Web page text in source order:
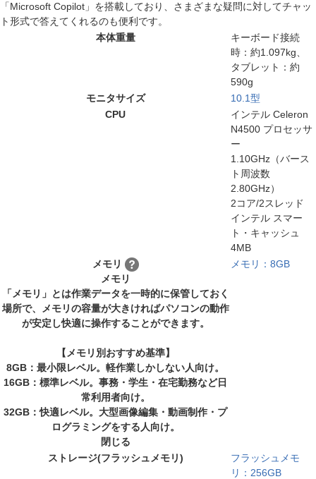
「Microsoft Copilot」を搭載しており、さまざまな疑問に対してチャッ
ト形式で答えてくれるのも便利です。
本体重量
キーボード接続
時：約1.097kg、
タブレット：約
590g
モニタサイズ
10.1型
CPU
インテル Celeron
N4500 プロセッサ
ー
1.10GHz（バース
ト周波数
2.80GHz）
2コア/2スレッド
インテル スマー
ト・キャッシュ
4MB
メモリ
メモリ
「メモリ」とは作業データを一時的に保管しておく
場所で、メモリの容量が大きければパソコンの動作
が安定し快適に操作することができます。
【メモリ別おすすめ基準】
8GB：最小限レベル。軽作業しかしない人向け。
16GB：標準レベル。事務・学生・在宅勤務など日
常利用者向け。
32GB：快適レベル。大型画像編集・動画制作・プ
ログラミングをする人向け。
閉じる
メモリ：8GB
ストレージ(フラッシュメモリ)
フラッシュメモ
リ：256GB